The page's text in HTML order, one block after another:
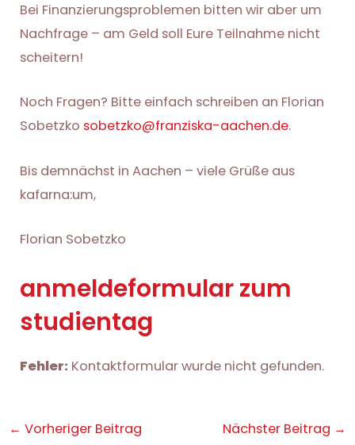
Bei Finanzierungsproblemen bitten wir aber um
Nachfrage – am Geld soll Eure Teilnahme nicht
scheitern!
Noch Fragen? Bitte einfach schreiben an Florian
Sobetzko sobetzko@franziska-aachen.de.
Bis demnächst in Aachen – viele Grüße aus
kafarna:um,
Florian Sobetzko
anmeldeformular zum
studientag
Fehler: Kontaktformular wurde nicht gefunden.
Post
← Vorheriger Beitrag Nächster Beitrag →